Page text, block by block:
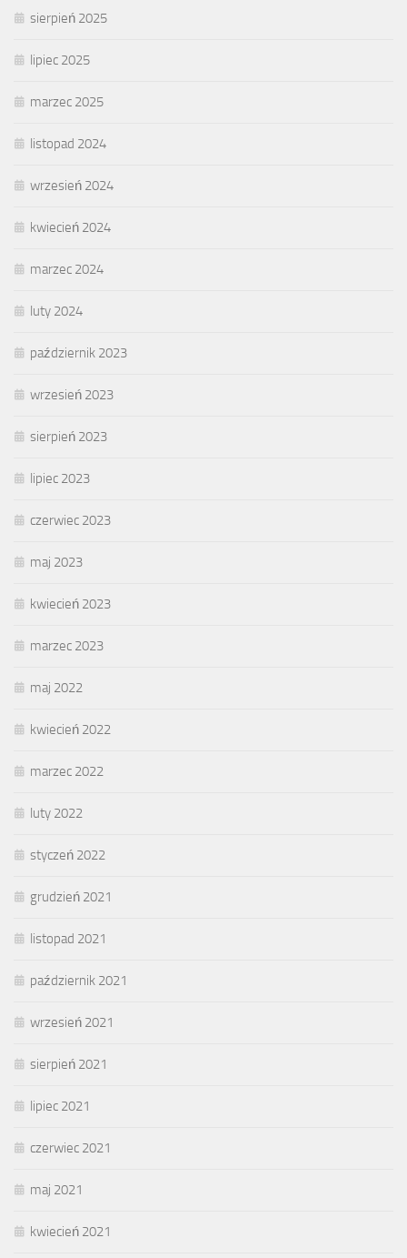
sierpień 2025
lipiec 2025
marzec 2025
listopad 2024
wrzesień 2024
kwiecień 2024
marzec 2024
luty 2024
październik 2023
wrzesień 2023
sierpień 2023
lipiec 2023
czerwiec 2023
maj 2023
kwiecień 2023
marzec 2023
maj 2022
kwiecień 2022
marzec 2022
luty 2022
styczeń 2022
grudzień 2021
listopad 2021
październik 2021
wrzesień 2021
sierpień 2021
lipiec 2021
czerwiec 2021
maj 2021
kwiecień 2021